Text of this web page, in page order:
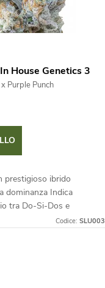
House Genetics 3
Purple Punch
prestigioso ibrido
dominanza Indica
tra Do-Si-Dos e
Si distingue per la
Codice: SLU003